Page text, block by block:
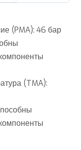
(PMA): 46 бар
(TMA):